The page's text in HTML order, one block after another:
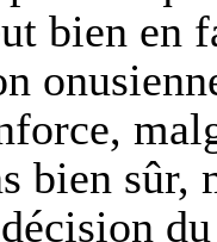
bien en
bien sûr,